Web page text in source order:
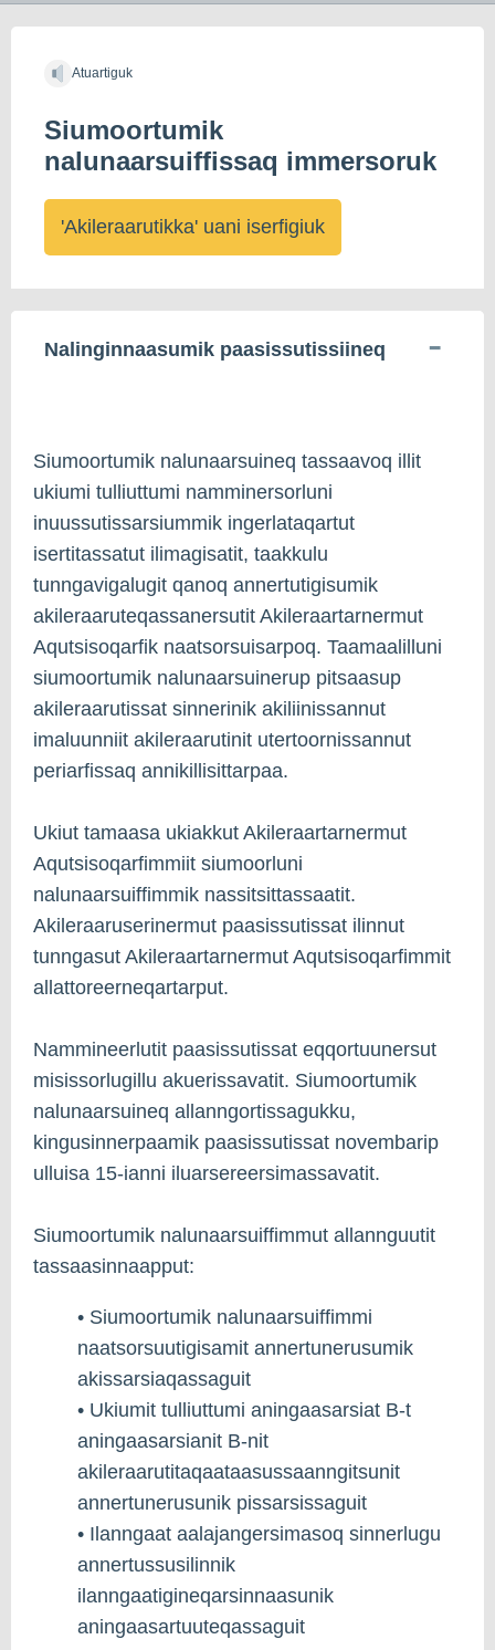
Atuartiguk
Siumoortumik
nalunaarsuiffissaq immersoruk
'Akileraarutikka' uani iserfigiuk
Nalinginnaasumik paasissutissiineq
Siumoortumik nalunaarsuineq tassaavoq illit
ukiumi tulliuttumi namminersorluni
inuussutissarsiummik ingerlataqartut
isertitassatut ilimagisatit, taakkulu
tunngavigalugit qanoq annertutigisumik
akileraaruteqassanersutit Akileraartarnermut
Aqutsisoqarfik naatsorsuisarpoq. Taamaalilluni
siumoortumik nalunaarsuinerup pitsaasup
akileraarutissat sinnerinik akiliinissannut
imaluunniit akileraarutinit utertoornissannut
periarfissaq annikillisittarpaa.
Ukiut tamaasa ukiakkut Akileraartarnermut
Aqutsisoqarfimmiit siumoorluni
nalunaarsuiffimmik nassitsittassaatit.
Akileraaruserinermut paasissutissat ilinnut
tunngasut Akileraartarnermut Aqutsisoqarfimmit
allattoreerneqartarput.
Nammineerlutit paasissutissat eqqortuunersut
misissorlugillu akuerissavatit. Siumoortumik
nalunaarsuineq allanngortissagukku,
kingusinnerpaamik paasissutissat novembarip
ulluisa 15-ianni iluarsereersimassavatit.
Siumoortumik nalunaarsuiffimmut allannguutit
tassaasinnaapput:
• Siumoortumik nalunaarsuiffimmi
naatsorsuutigisamit annertunerusumik
akissarsiaqassaguit
• Ukiumit tulliuttumi aningaasarsiat B-t
aningaasarsianit B-nit
akileraarutitaqaataasussaanngitsunit
annertunerusunik pissarsissaguit
• Ilanngaat aalajangersimasoq sinnerlugu
annertussusilinnik
ilanngaatigineqarsinnaasunik
aningaasartuuteqassaguit